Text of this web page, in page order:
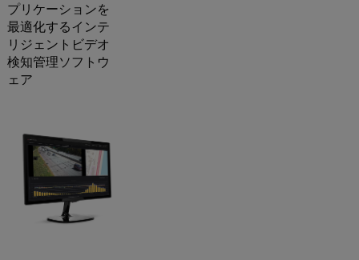
プリケーションを
最適化するインテ
リジェントビデオ
検知管理ソフトウ
ェア